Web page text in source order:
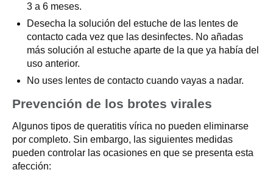
3 a 6 meses.
Desecha la solución del estuche de las lentes de
contacto cada vez que las desinfectes. No añadas
más solución al estuche aparte de la que ya había del
uso anterior.
No uses lentes de contacto cuando vayas a nadar.
Prevención de los brotes virales
Algunos tipos de queratitis vírica no pueden eliminarse
por completo. Sin embargo, las siguientes medidas
pueden controlar las ocasiones en que se presenta esta
afección: